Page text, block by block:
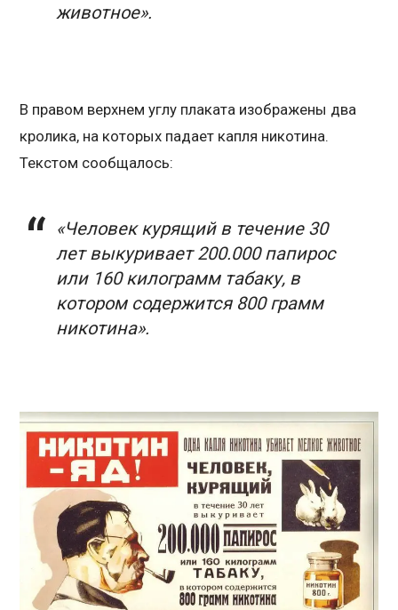
животное».
В правом верхнем углу плаката изображены два
кролика, на которых падает капля никотина.
Текстом сообщалось:
«Человек курящий в течение 30
лет выкуривает 200.000 папирос
или 160 килограмм табаку, в
котором содержится 800 грамм
никотина».